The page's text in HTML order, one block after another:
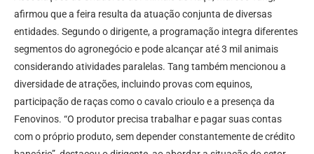
afirmou que a feira resulta da atuação conjunta de diversas
entidades. Segundo o dirigente, a programação integra diferentes
segmentos do agronegócio e pode alcançar até 3 mil animais
considerando atividades paralelas. Tang também mencionou a
diversidade de atrações, incluindo provas com equinos,
participação de raças como o cavalo crioulo e a presença da
Fenovinos. “O produtor precisa trabalhar e pagar suas contas
com o próprio produto, sem depender constantemente de crédito